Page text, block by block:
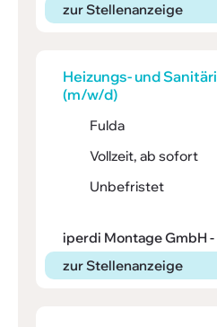
zur Stellenanzeige
Heizungs- und
(m/w/d)
Fulda
Vollzeit, ab sofort
Unbefristet
iperdi Montage GmbH -
zur Stellenanzeige